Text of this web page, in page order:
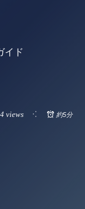
イド
views 約5分